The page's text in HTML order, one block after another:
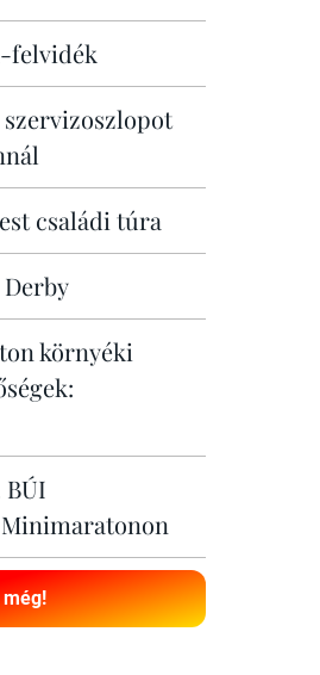
felvidék
családi túra
környéki
még!